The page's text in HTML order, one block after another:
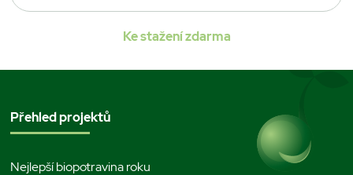
Ke stažení zdarma
Přehled projektů
Nejlepší biopotravina roku